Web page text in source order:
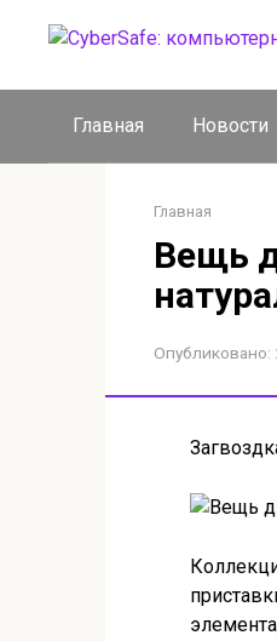
Главная Новости
Главная
Вещь
Опубликовано: